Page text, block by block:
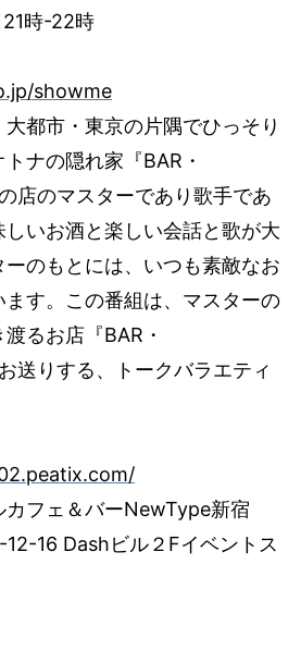
21時-22時
showme
都市・東京の片隅でひっそり
トナの隠れ家『BAR ・
店のマスターであり歌手であ
いお酒と楽しい会話と歌が大
のもとには、いつも素敵なお
す。この番組は、マスターの
るお店『BAR ・
送りする、トークバラエティ
カフェ＆バーNewType新宿
12-16 Dashビル２ Fイベントス